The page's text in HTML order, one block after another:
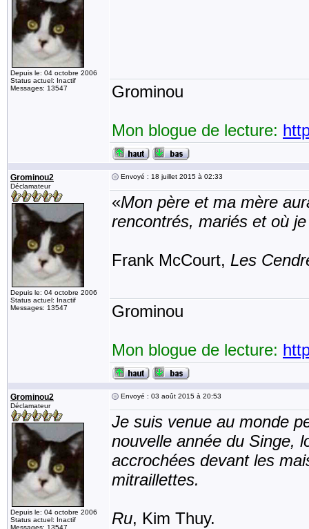
Depuis le: 04 octobre 2006
Status actuel: Inactif
Messages: 13547
Grominou
Mon blogue de lecture:
Grominou2
Déclamateur
Depuis le: 04 octobre 2006
Status actuel: Inactif
Messages: 13547
Envoyé : 18 juillet 2015 à 02:33
«Mon père et ma mère
rencontrés, mariés et où
Frank McCourt, Les
Grominou
Mon blogue de lecture:
Grominou2
Déclamateur
Depuis le: 04 octobre 2006
Status actuel: Inactif
Messages: 13547
Envoyé : 03 août 2015 à 20:53
Je suis venue au monde
nouvelle année du Singe,
accrochées devant les
mitraillettes.
Ru, Kim Thuy.